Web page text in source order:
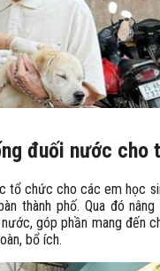
đuối nước cho
tổ chức cho các em học
thành phố. Qua đó nâng
góp phần mang đến
bổ ích.